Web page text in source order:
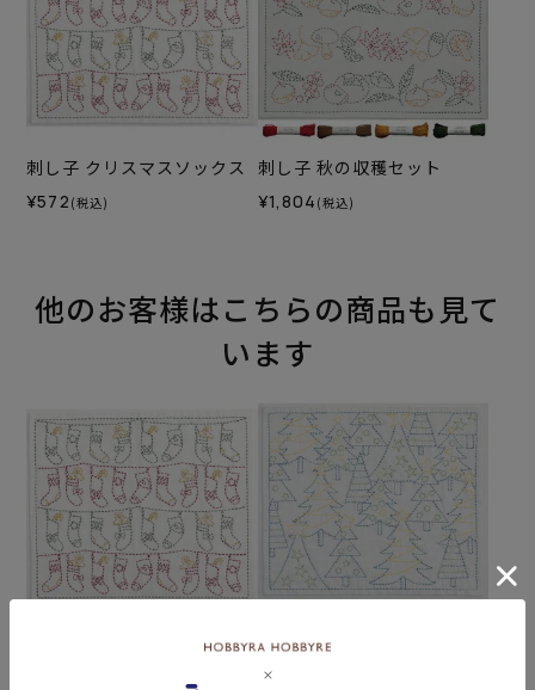
刺し子 クリスマスソックス
¥572 (税込)
刺し子 秋の収穫セット
¥1,804 (税込)
他のお客様はこちらの商品も見て
います
刺し子 クリスマスソックス 刺し子 クリスマスフォレス
トセット